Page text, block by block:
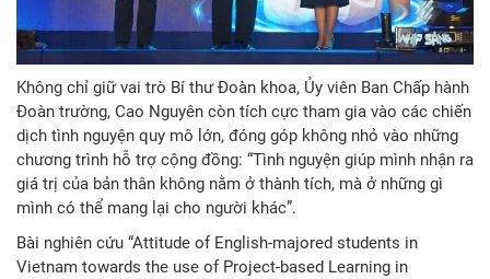
Không chỉ giữ vai trò Bí thư Đoàn khoa, Ủy viên Ban Chấp hành
Đoàn trường, Cao Nguyên còn tích cực tham gia vào các chiến
dịch tình nguyện quy mô lớn, đóng góp không nhỏ vào những
chương trình hỗ trợ cộng đồng: “Tình nguyện giúp mình nhận ra
giá trị của bản thân không nằm ở thành tích, mà ở những gì
mình có thể mang lại cho người khác”.
Bài nghiên cứu “Attitude of English-majored students in
Vietnam towards the use of Project-based Learning in